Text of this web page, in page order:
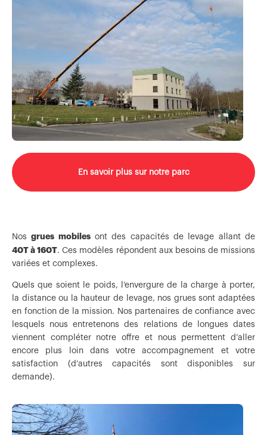
En savoir plus sur notre parc
Nosgrues mobilesont des capacités de levage allant de
40T à 160T. Ces modèles répondent aux besoins de missions
variées et complexes.
Quels que soient le poids, l’envergure de la charge à porter,
la distance ou la hauteur de levage, nos grues sont adaptées
en fonction de la mission. Nos partenaires de confiance avec
lesquels nous entretenons des relations de longues dates
viennent compléter notre offre et nous permettent d’aller
encore plus loin dans votre accompagnement et votre
satisfaction (d’autres capacités sont disponibles sur
demande).